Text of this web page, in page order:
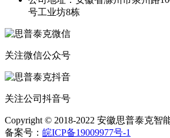
号工业坊8栋
关注微信公众号
关注公司抖音号
Copyright © 2018-2022 安徽思普泰克智
备案号： 皖ICP备19009977号-1